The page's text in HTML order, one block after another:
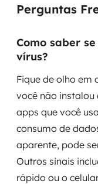
Perguntas
Como saber
vírus?
Fique de olho em
você não instalou
apps que você
consumo de
aparente, pode
Outros sinais
rápido ou o